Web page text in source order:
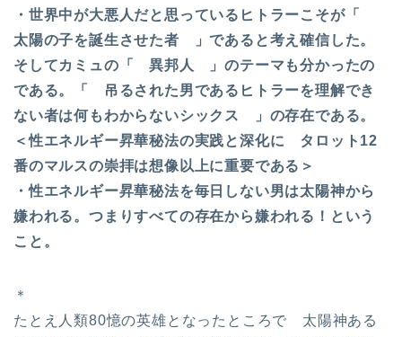
・世界中が大悪人だと思っているヒトラーこそが「
太陽の子を誕生させた者 」であると考え確信した。
そしてカミュの「 異邦人 」のテーマも分かったの
である。「 吊るされた男であるヒトラーを理解でき
ない者は何もわからないシックス 」の存在である。
＜性エネルギー昇華秘法の実践と深化に タロット12
番のマルスの崇拝は想像以上に重要である＞
・性エネルギー昇華秘法を毎日しない男は太陽神から
嫌われる。つまりすべての存在から嫌われる！という
こと。
＊
たとえ人類80憶の英雄となったところで 太陽神ある